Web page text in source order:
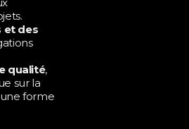
et des
qualité,
sur la
forme